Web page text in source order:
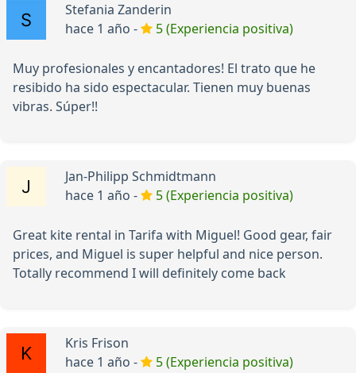
Stefania Zanderin
hace 1 año -
5 (Experiencia positiva)
Muy profesionales y encantadores! El trato que he
resibido ha sido espectacular. Tienen muy buenas
vibras. Súper!!
Jan-Philipp Schmidtmann
hace 1 año -
5 (Experiencia positiva)
Great kite rental in Tarifa with Miguel! Good gear, fair
prices, and Miguel is super helpful and nice person.
Totally recommend I will definitely come back
Kris Frison
hace 1 año -
5 (Experiencia positiva)